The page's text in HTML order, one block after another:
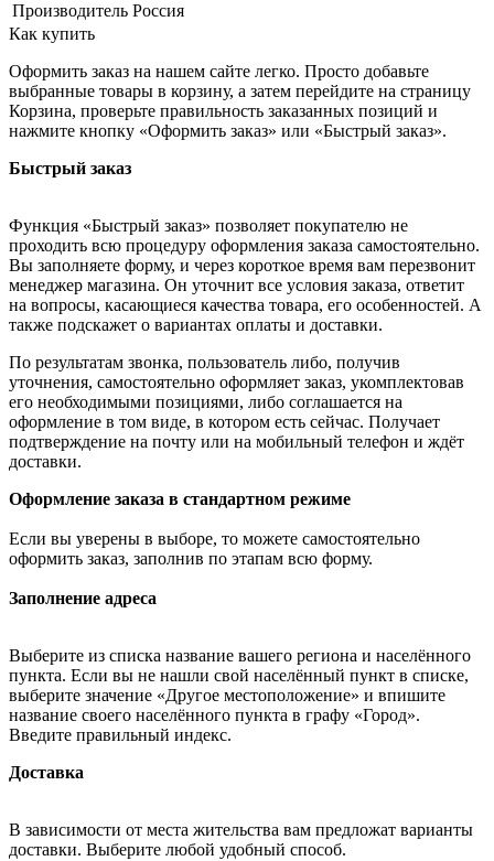
Производитель Россия
Как купить
Оформить заказ на нашем сайте легко. Просто добавьте
выбранные товары в корзину, а затем перейдите на страницу
Корзина, проверьте правильность заказанных позиций и
нажмите кнопку «Оформить заказ» или «Быстрый заказ».
Быстрый заказ
Функция «Быстрый заказ» позволяет покупателю не
проходить всю процедуру оформления заказа самостоятельно.
Вы заполняете форму, и через короткое время вам перезвонит
менеджер магазина. Он уточнит все условия заказа, ответит
на вопросы, касающиеся качества товара, его особенностей. А
также подскажет о вариантах оплаты и доставки.
По результатам звонка, пользователь либо, получив
уточнения, самостоятельно оформляет заказ, укомплектовав
его необходимыми позициями, либо соглашается на
оформление в том виде, в котором есть сейчас. Получает
подтверждение на почту или на мобильный телефон и ждёт
доставки.
Оформление заказа в стандартном режиме
Если вы уверены в выборе, то можете самостоятельно
оформить заказ, заполнив по этапам всю форму.
Заполнение адреса
Выберите из списка название вашего региона и населённого
пункта. Если вы не нашли свой населённый пункт в списке,
выберите значение «Другое местоположение» и впишите
название своего населённого пункта в графу «Город».
Введите правильный индекс.
Доставка
В зависимости от места жительства вам предложат варианты
доставки. Выберите любой удобный способ.